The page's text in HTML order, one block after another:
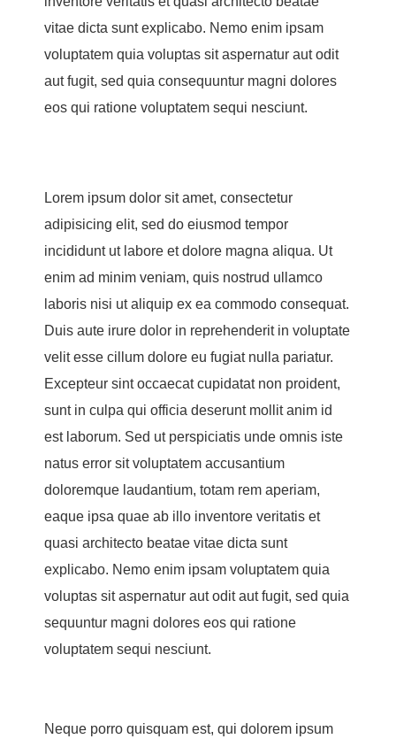
vitae dicta sunt explicabo. Nemo enim ipsam
voluptatem quia voluptas sit aspernatur aut odit
aut fugit, sed quia consequuntur magni dolores
eos qui ratione voluptatem sequi nesciunt.
Lorem ipsum dolor sit amet, consectetur
adipisicing elit, sed do eiusmod tempor
incididunt ut labore et dolore magna aliqua. Ut
enim ad minim veniam, quis nostrud ullamco
laboris nisi ut aliquip ex ea commodo consequat.
Duis aute irure dolor in reprehenderit in voluptate
velit esse cillum dolore eu fugiat nulla pariatur.
Excepteur sint occaecat cupidatat non proident,
sunt in culpa qui officia deserunt mollit anim id
est laborum. Sed ut perspiciatis unde omnis iste
natus error sit voluptatem accusantium
doloremque laudantium, totam rem aperiam,
eaque ipsa quae ab illo inventore veritatis et
quasi architecto beatae vitae dicta sunt
explicabo. Nemo enim ipsam voluptatem quia
voluptas sit aspernatur aut odit aut fugit, sed quia
sequuntur magni dolores eos qui ratione
voluptatem sequi nesciunt.
Neque porro quisquam est, qui dolorem ipsum